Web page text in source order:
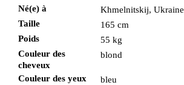
Né(e) à
Khmelnitskij, Ukraine
Taille
165 cm
Poids
55 kg
Couleur des
cheveux
blond
Couleur des yeux
bleu